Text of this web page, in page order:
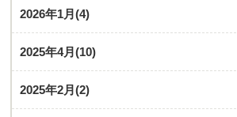
2026年1月(4)
2025年4月(10)
2025年2月(2)